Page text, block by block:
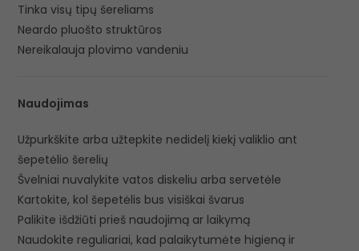
Tinka visų tipų šereliams
Neardo pluošto struktūros
Nereikalauja plovimo vandeniu
Naudojimas
Užpurkškite arba užtepkite nedidelį kiekį valiklio ant
šepetėlio šerelių
Švelniai nuvalykite vatos diskeliu arba servetėle
Kartokite, kol šepetėlis bus visiškai švarus
Palikite išdžiūti prieš naudojimą ar laikymą
Naudokite reguliariai, kad palaikytumėte higieną ir